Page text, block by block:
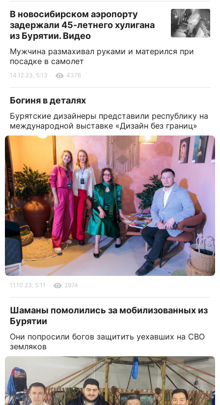
В новосибирском аэропорту
задержали 45-летнего хулигана
из Бурятии. Видео
Мужчина размахивал руками и матерился при
посадке в самолет
14.12.23, 5:13 4376
Богиня в деталях
Бурятские дизайнеры представили республику на
международной выставке «Дизайн без границ»
11.10.23, 5:11 2974
Шаманы помолились за мобилизованных из
Бурятии
Они попросили богов защитить уехавших на СВО
земляков